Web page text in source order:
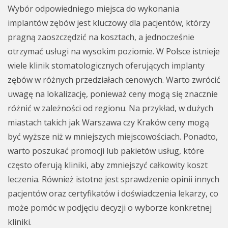
Wybór odpowiedniego miejsca do wykonania
implantów zębów jest kluczowy dla pacjentów, którzy
pragną zaoszczędzić na kosztach, a jednocześnie
otrzymać usługi na wysokim poziomie. W Polsce istnieje
wiele klinik stomatologicznych oferujących implanty
zębów w różnych przedziałach cenowych. Warto zwrócić
uwagę na lokalizację, ponieważ ceny mogą się znacznie
różnić w zależności od regionu. Na przykład, w dużych
miastach takich jak Warszawa czy Kraków ceny mogą
być wyższe niż w mniejszych miejscowościach. Ponadto,
warto poszukać promocji lub pakietów usług, które
często oferują kliniki, aby zmniejszyć całkowity koszt
leczenia. Również istotne jest sprawdzenie opinii innych
pacjentów oraz certyfikatów i doświadczenia lekarzy, co
może pomóc w podjęciu decyzji o wyborze konkretnej
kliniki.